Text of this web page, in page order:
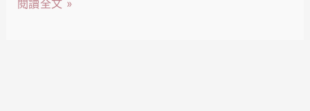
友
粽
閱讀全文 »